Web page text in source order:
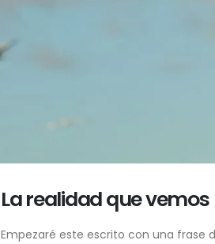
La realidad que vemos
Empezaré este escrito con una frase